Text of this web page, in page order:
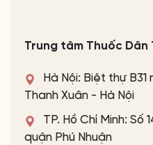
Trung tâm Thuốc Dân
Hà Nội: Biệt thự
Thanh Xuân - Hà Nội
TP. Hồ Chí Minh: Số
quận Phú Nhuận